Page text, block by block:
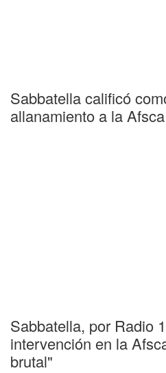
Sabbatella calificó
allanamiento a la Afsca
Sabbatella, por Radio
intervención en la
brutal"